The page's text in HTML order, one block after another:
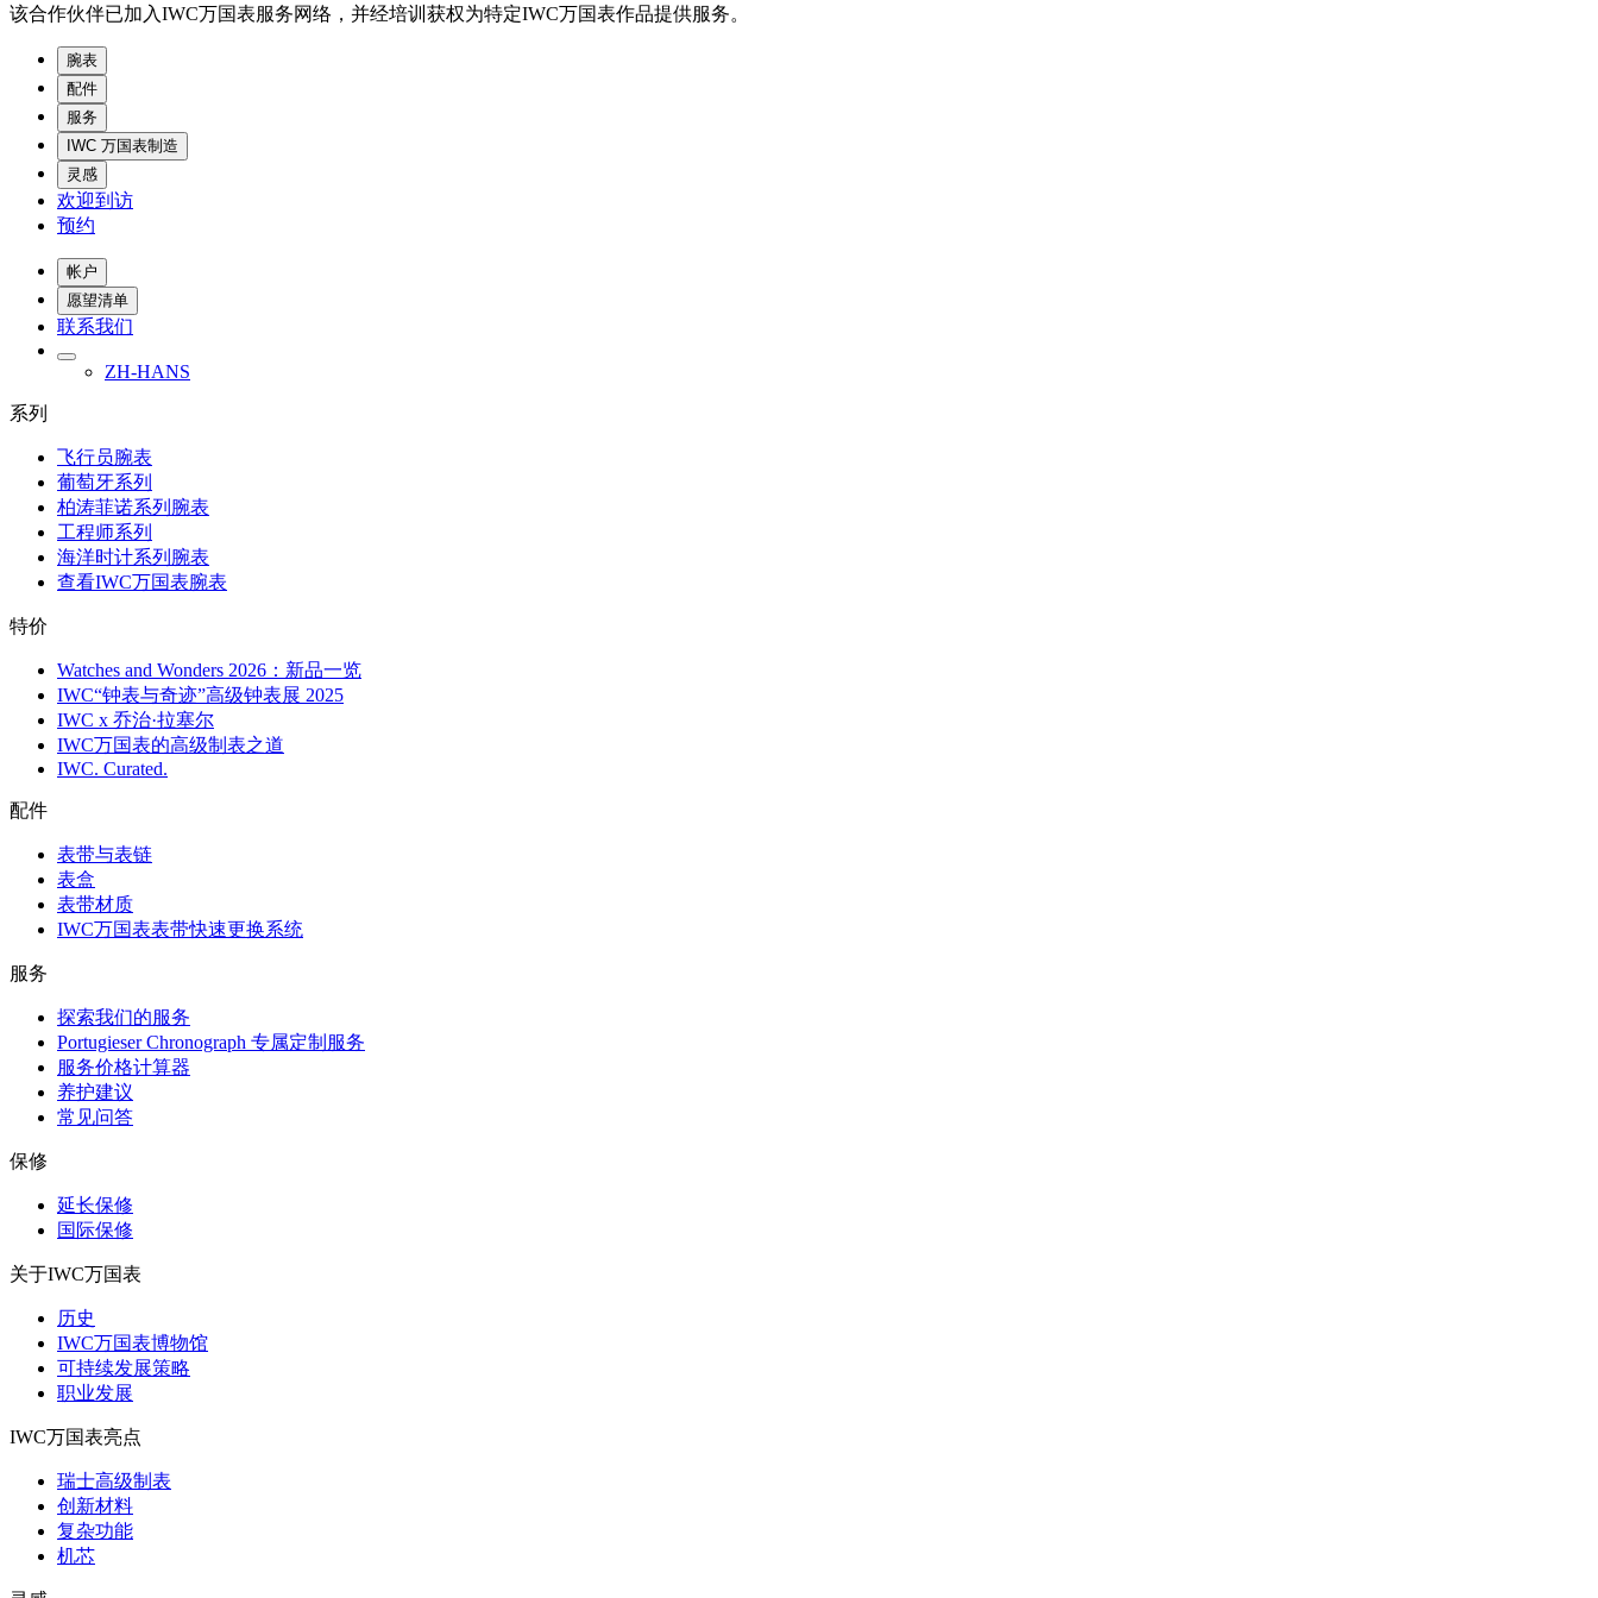
该合作伙伴已加入IWC万国表服务网络，并经培训获权为特定IWC万国表作品提供服务。
腕表
配件
服务
IWC 万国表制造
灵感
欢迎到访
预约
帐户
愿望清单
联系我们
ZH-HANS
系列
飞行员腕表
葡萄牙系列
柏涛菲诺系列腕表
工程师系列
海洋时计系列腕表
查看IWC万国表腕表
特价
Watches and Wonders 2026：新品一览
IWC“钟表与奇迹”高级钟表展 2025
IWC x 乔治·拉塞尔
IWC万国表的高级制表之道
IWC. Curated.
配件
表带与表链
表盒
表带材质
IWC万国表表带快速更换系统
服务
探索我们的服务
Portugieser Chronograph 专属定制服务
服务价格计算器
养护建议
常见问答
保修
延长保修
国际保修
关于IWC万国表
历史
IWC万国表博物馆
可持续发展策略
职业发展
IWC万国表亮点
瑞士高级制表
创新材料
复杂功能
机芯